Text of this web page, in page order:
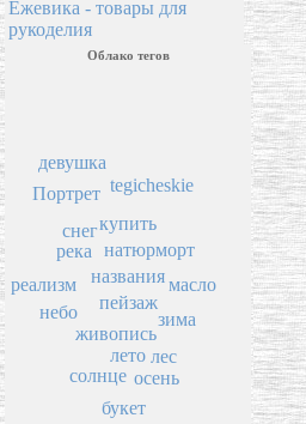
Ежевика - товары для
рукоделия
Облако тегов
пейзаж
названия
живопись
лето
натюрморт
купить
солнце
лес
зима
осень
букет
масло
река
снег
tegicheskie
реализм
небо
Портрет
девушка